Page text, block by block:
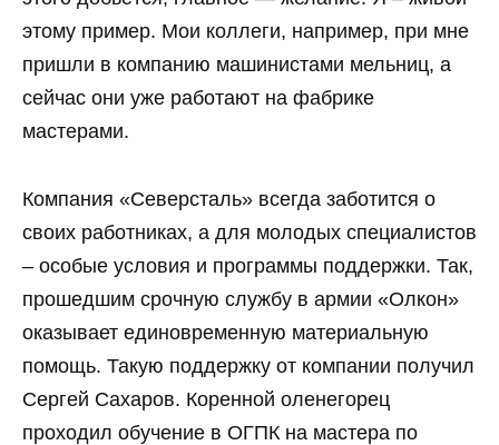
этому пример. Мои коллеги, например, при мне
пришли в компанию машинистами мельниц, а
сейчас они уже работают на фабрике
мастерами.
Компания «Северсталь» всегда заботится о
своих работниках, а для молодых специалистов
– особые условия и программы поддержки. Так,
прошедшим срочную службу в армии «Олкон»
оказывает единовременную материальную
помощь. Такую поддержку от компании получил
Сергей Сахаров. Коренной оленегорец
проходил обучение в ОГПК на мастера по